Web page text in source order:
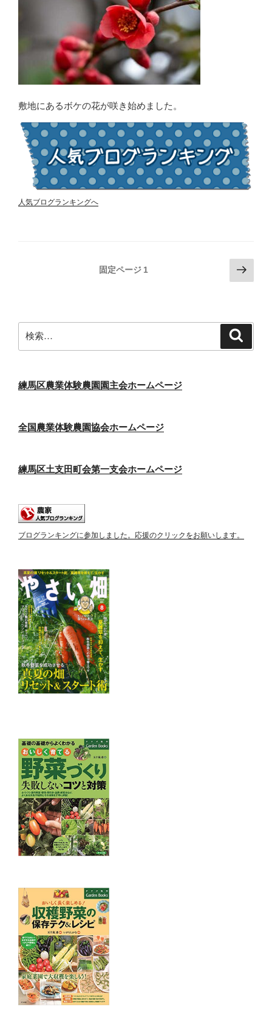
敷地にあるボケの花が咲き始めました。
人気ブログランキングへ
ー
ジ
り
固定ページ 1
次
の
ジ
索:
練馬区農業体験農園園主会ホームページ
全国農業体験農園協会ホームページ
練馬区土支田町会第一支会ホームページ
ブログランキングに参加しました。応援のクリックをお願いします。